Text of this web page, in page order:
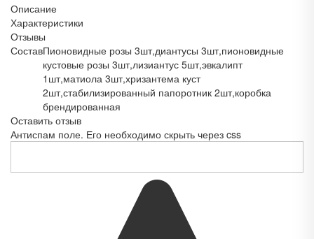
Описание
Характеристики
Отзывы
СоставПионовидные розы 3шт,диантусы 3шт,пионовидные
кустовые розы 3шт,лизиантус 5шт,эвкалипт
1шт,матиола 3шт,хризантема куст
2шт,стабилизированный папоротник 2шт,коробка
брендированная
Оставить отзыв
Антиспам поле. Его необходимо скрыть через css